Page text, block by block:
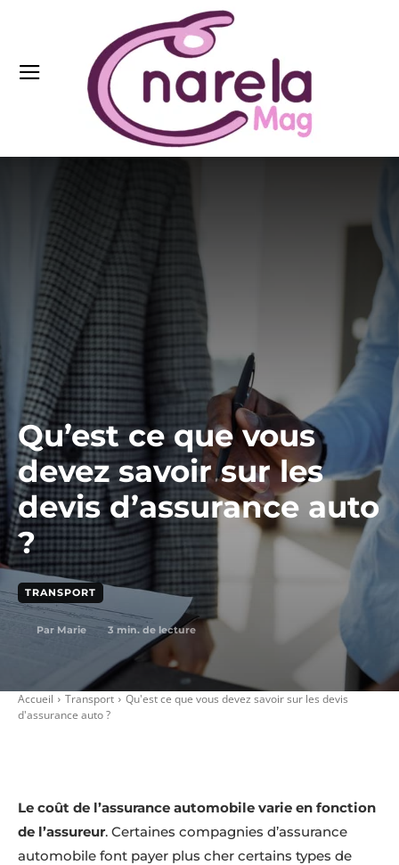
Qu’est ce que vous
devez savoir sur les
devis d’assurance auto
?
TRANSPORT
Par Marie 3 min. de lecture
Accueil Transport
Qu'est ce que vous devez savoir sur les devis
d'assurance auto ?
Le coût de l’assurance automobile varie en fonction
de l’assureur. Certaines compagnies d’assurance
automobile font payer plus cher certains types de